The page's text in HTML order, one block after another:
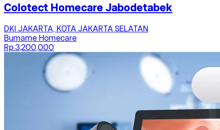
Colotect Homecare Jabodetabek
DKI JAKARTA, KOTA JAKARTA SELATAN
Bumame Homecare
Rp.3,200,000